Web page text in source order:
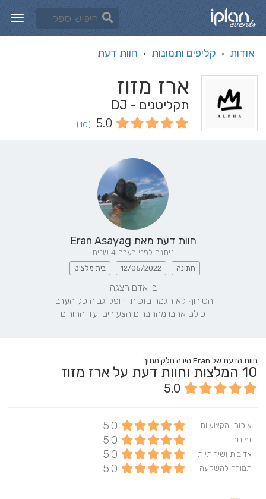
אודות · קליפים ותמונות · חוות דעת
ארז מזוז
תקליטנים - DJ
5.0
(10)
חוות דעת מאת Eran Asayag
ניתנה לפני בערך 4 שנים
חתונה 12/05/2022 בית מלצ'ט
כולם אהבו מהחברים הצעירים ועד ההורים
חוות הדעת של Eran הינה חלק מתוך
10 המלצות וחוות דעת על ארז מזוז
5.0
איכות ומקצועיות 5.0
זמינות 5.0
אדיבות ושירותיות 5.0
תמורה להשקעה 5.0